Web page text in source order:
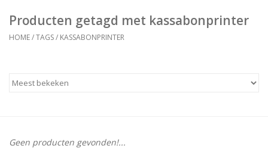
HULP BIJ INSTALLATIE
Producten getagd met kassabonprinter
HOME/TAGS/ KASSABONPRINTER
Geen producten gevonden!...